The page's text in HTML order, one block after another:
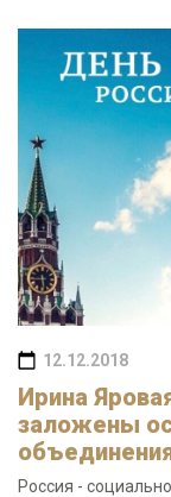
12.12.2018
Ирина
заложены
Россия -